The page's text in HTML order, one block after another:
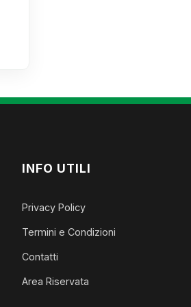
INFO UTILI
Privacy Policy
Termini e Condizioni
Contatti
Area Riservata